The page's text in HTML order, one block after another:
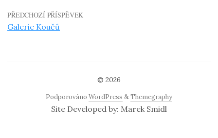
PŘEDCHOZÍ PŘÍSPĚVEK
Galerie Koučů
© 2026
Podporováno WordPress &Themegraphy
Site Developed by: Marek Smidl